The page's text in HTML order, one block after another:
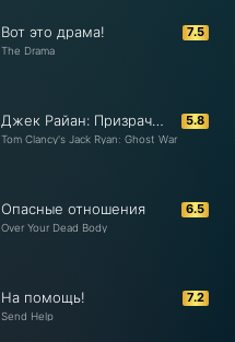
7.5
Вот это драма!
The Drama
5.8
Джек Райан: Призрачная война
Tom Clancy's Jack Ryan: Ghost War
6.5
Опасные отношения
Over Your Dead Body
7.2
На помощь!
Send Help